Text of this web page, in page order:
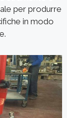
per produrre
in modo